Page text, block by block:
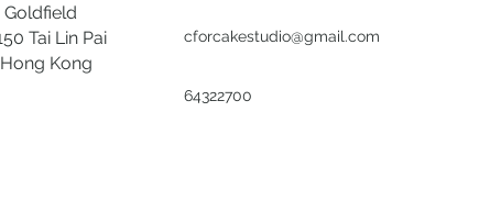
Goldfield
Tai Lin Pai
Hong Kong
cforcakestudio@gmail.com
64322700